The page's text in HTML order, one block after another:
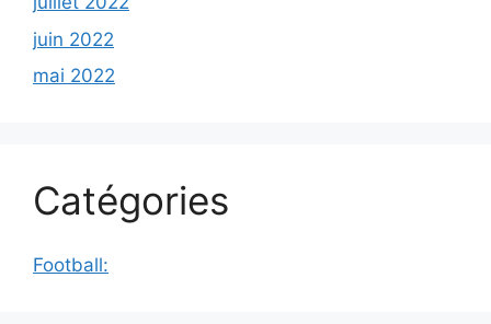
juin 2022
mai 2022
Catégories
Football: